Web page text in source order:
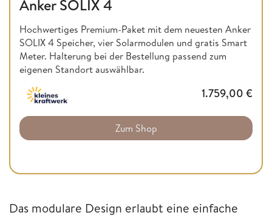
Anker SOLIX 4
Hochwertiges Premium-Paket mit dem neuesten Anker
SOLIX 4 Speicher, vier Solarmodulen und gratis Smart
Meter. Halterung bei der Bestellung passend zum
eigenen Standort auswählbar.
1.759,00 €
Zum Shop
Das modulare Design erlaubt eine einfache